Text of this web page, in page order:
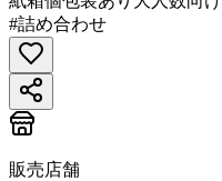
#詰め合わせ
販売店舗